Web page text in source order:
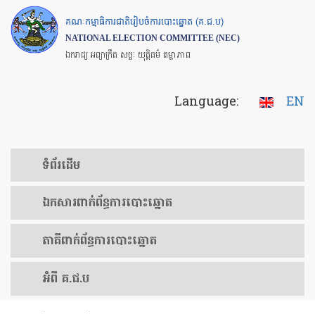
Skip
to
main
គណៈកម្មាធិការជាតិរៀបចំការបោះឆ្នោត (គ.ជ.ប)
NATIONAL ELECTION COMMITTEE (NEC)
ឯករាជ្យ អព្យាក្រឹត សច្ចៈ យុត្តិធម៌ តម្លាភាព
Language: EN
ទំព័រ​ដើម
ឯកសារ​ពាក់ព័ន្ធ​ការ​បោះឆ្នោត
​ភាគីពាក់ព័ន្ធ​​ការ​បោះឆ្នោត
អំពី គ.ជ.ប